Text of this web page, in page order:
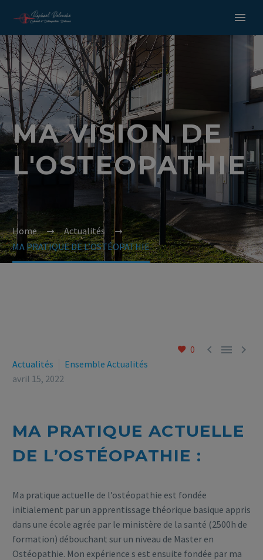
MA VISION DE
L'OSTEOPATHIE
Home
Actualités
MA PRATIQUE DE L’OSTÉOPATHIE
0   
Actualités
Ensemble Actualités
avril 15, 2022
MA PRATIQUE ACTUELLE
DE L’OSTÉOPATHIE :
Ma pratique actuelle de l’ostéopathie est fondée
initialement par un apprentissage théorique basique appris
dans une école agrée par le ministère de la santé (2500h de
formation) débouchant sur un niveau de Master en
Ostéopathie. Mon expérience s est ensuite fondée par ma